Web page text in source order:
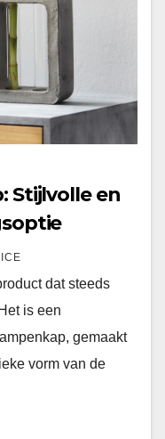
Stijlvolle en
dat steeds
is een
gemaakt
vorm van de